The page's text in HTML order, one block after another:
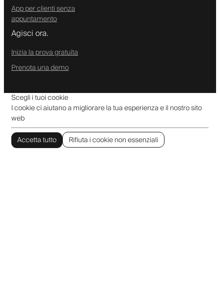
App per clienti senza
appuntamento
Agisci ora.
Inizia la prova gratuita
Prenota una demo
Scegli i tuoi cookie
I cookie ci aiutano a migliorare la tua esperienza e il nostro sito
web
Accetta tutto
Rifiuta i cookie non essenziali